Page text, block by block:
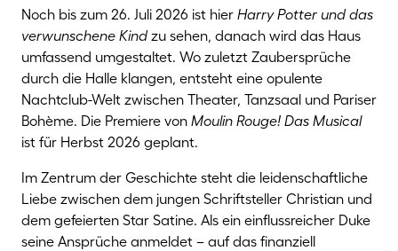
Noch bis zum 26. Juli 2026 ist hier Harry Potter und das
verwunschene Kind zu sehen, danach wird das Haus
umfassend umgestaltet. Wo zuletzt Zaubersprüche
durch die Halle klangen, entsteht eine opulente
Nachtclub-Welt zwischen Theater, Tanzsaal und Pariser
Bohème. Die Premiere von Moulin Rouge! Das Musical
ist für Herbst 2026 geplant.
Im Zentrum der Geschichte steht die leidenschaftliche
Liebe zwischen dem jungen Schriftsteller Christian und
dem gefeierten Star Satine. Als ein einflussreicher Duke
seine Ansprüche anmeldet – auf das finanziell